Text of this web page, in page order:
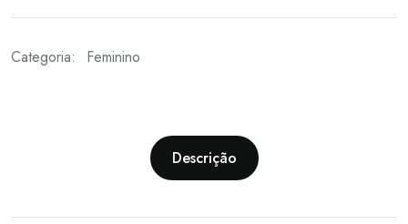
Categoria: Feminino
Descrição